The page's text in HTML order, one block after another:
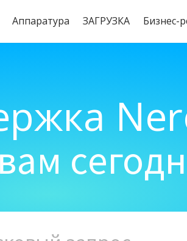
Aппаратура ЗАГРУЗКА Бизнес-